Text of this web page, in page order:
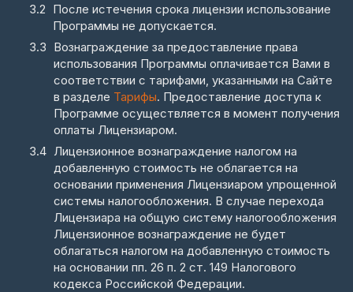
После истечения срока лицензии использование
Программы не допускается.
Вознаграждение за предоставление права
использования Программы оплачивается Вами в
соответствии с тарифами, указанными на Сайте
в разделе Тарифы. Предоставление доступа к
Программе осуществляется в момент получения
оплаты Лицензиаром.
Лицензионное вознаграждение налогом на
добавленную стоимость не облагается на
основании применения Лицензиаром упрощенной
системы налогообложения. В случае перехода
Лицензиара на общую систему налогообложения
Лицензионное вознаграждение не будет
облагаться налогом на добавленную стоимость
на основании пп. 26 п. 2 ст. 149 Налогового
кодекса Российской Федерации.